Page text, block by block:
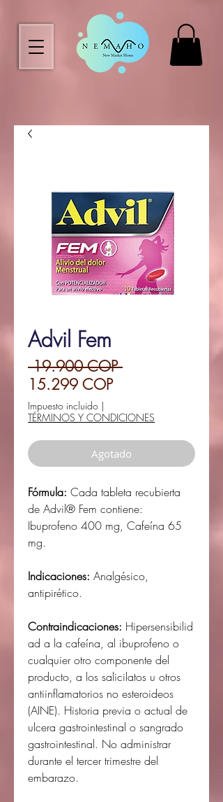
Advil Fem
19.900 COP Precio
15.299 COPPrecio
oferta
Impuesto incluido |
TÉRMINOS Y CONDICIONES
Agotado
Fórmula: Cada tableta recubierta
de Advil® Fem contiene:
Ibuprofeno 400 mg, Cafeína 65
mg.
Indicaciones: Analgésico,
antipirético.
Contraindicaciones: Hipersensibilid
ad a la cafeína, al ibuprofeno o
cualquier otro componente del
producto, a los salicilatos u otros
antiinflamatorios no esteroideos
(AINE). Historia previa o actual de
ulcera gastrointestinal o sangrado
gastrointestinal. No administrar
durante el tercer trimestre del
embarazo.